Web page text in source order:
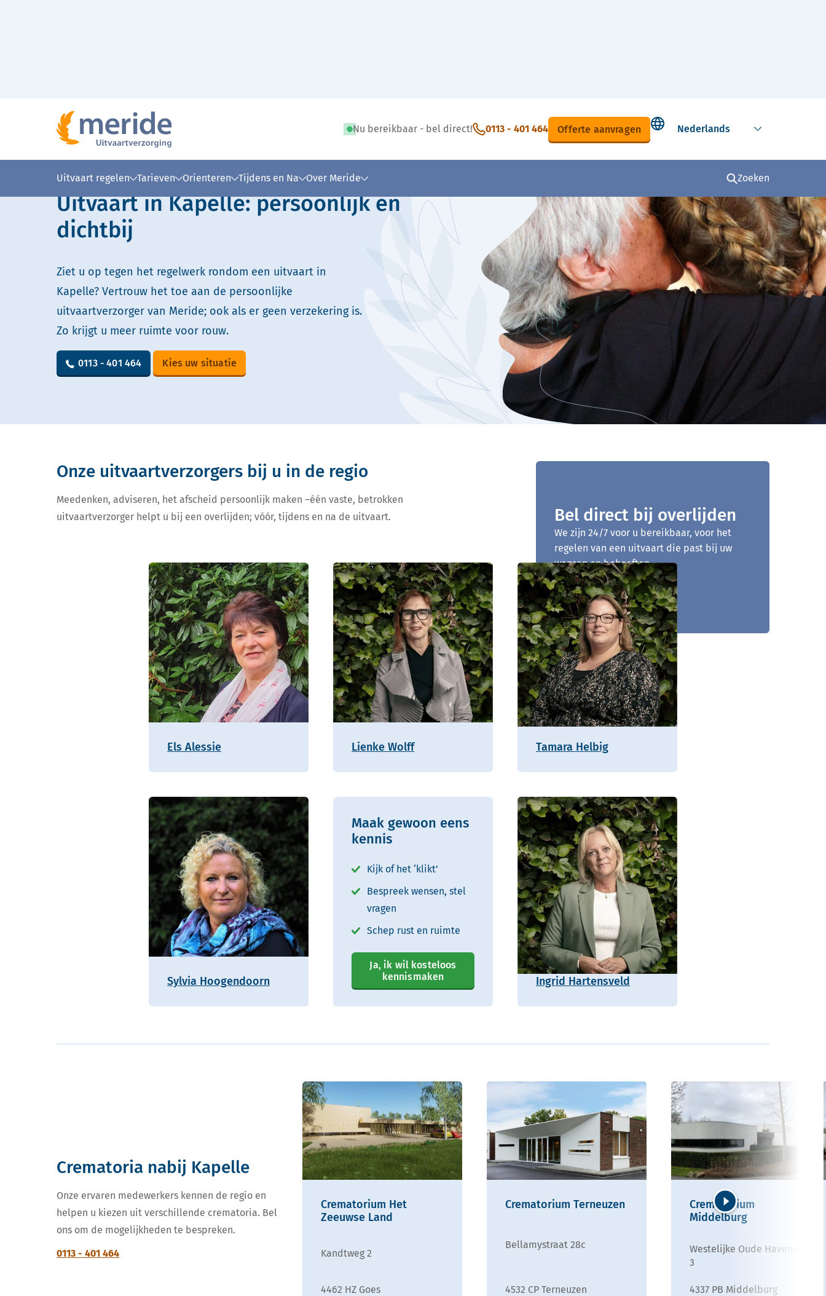
Nu bereikbaar - bel direct! 0113 - 401 464 Offerte aanvragen
Select language
Uitvaart regelen Tarieven Orienteren Tijdens en Na Over Meride Zoeken
Lees voor Uitleg woorden Simpele tekst
Uitvaart in Kapelle: persoonlijk en
dichtbij
Ziet u op tegen het regelwerk rondom een uitvaart in
Kapelle? Vertrouw het toe aan de persoonlijke
uitvaartverzorger van Meride; ook als er geen verzekering is.
Zo krijgt u meer ruimte voor rouw.
0113 - 401 464 Kies uw situatie
Bel direct bij overlijden
We zijn 24/7 voor u bereikbaar, voor het
regelen van een uitvaart die past bij uw
wensen en behoeften.
0113 - 401 464
Onze uitvaartverzorgers bij u in de regio
Meedenken, adviseren, het afscheid persoonlijk maken –één vaste, betrokken
uitvaartverzorger helpt u bij een overlijden; vóór, tijdens en na de uitvaart.
Els Alessie Lienke Wolff Tamara Helbig
Sylvia Hoogendoorn
Maak gewoon eens
kennis
Kijk of het ‘klikt’
Bespreek wensen, stel
vragen
Schep rust en ruimte
Ja, ik wil kosteloos
kennismaken
Ingrid Hartensveld
Crematoria nabij Kapelle
Onze ervaren medewerkers kennen de regio en
helpen u kiezen uit verschillende crematoria. Bel
ons om de mogelijkheden te bespreken.
0113 - 401 464
Crematorium Het
Zeeuwse Land
Kandtweg 2
4462 HZ Goes
Crematorium Terneuzen
Bellamystraat 28c
4532 CP Terneuzen
Crematorium
Middelburg
Westelijke Oude Havendijk
3
4337 PB Middelburg
Volgende